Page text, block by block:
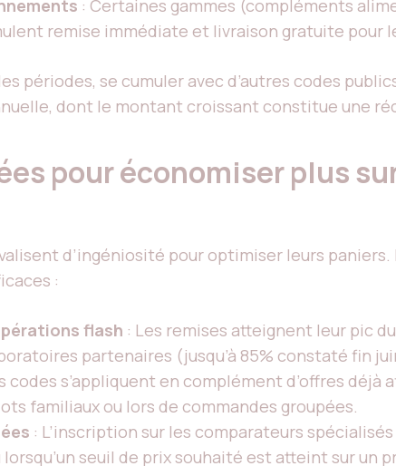
: Certaines gammes (compléments
remise immédiate et livraison gratuite pour
périodes, se cumuler avec d’autres codes
dont le montant croissant constitue une
pour économiser plus
d’ingéniosité pour optimiser leurs
:
flash : Les remises atteignent leur pic
partenaires (jusqu’à 85% constaté fin
codes s’appliquent en complément d’offres
familiaux ou lors de commandes groupées.
: L’inscription sur les comparateurs
seuil de prix souhaité est atteint sur un